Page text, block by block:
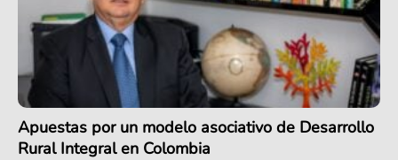
Apuestas por un modelo asociativo de Desarrollo
Rural Integral en Colombia